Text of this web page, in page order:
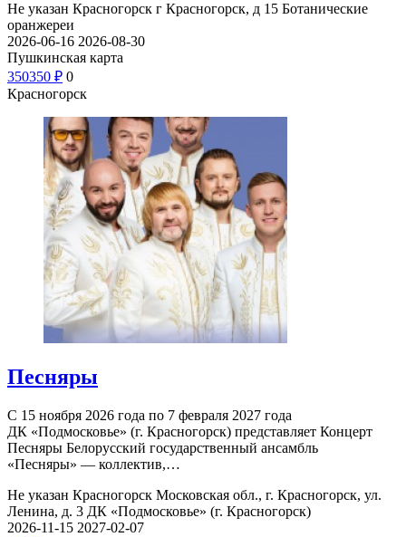
Не указан Красногорск г Красногорск, д 15 Ботанические
оранжереи
2026-06-16 2026-08-30
Пушкинская карта
350350 ₽ 0
Красногорск
Песняры
С 15 ноября 2026 года по 7 февраля 2027 года
ДК «Подмосковье» (г. Красногорск) представляет Концерт
Песняры Белорусский государственный ансамбль
«Песняры» — коллектив,…
Не указан Красногорск Московская обл., г. Красногорск, ул.
Ленина, д. 3 ДК «Подмосковье» (г. Красногорск)
2026-11-15 2027-02-07